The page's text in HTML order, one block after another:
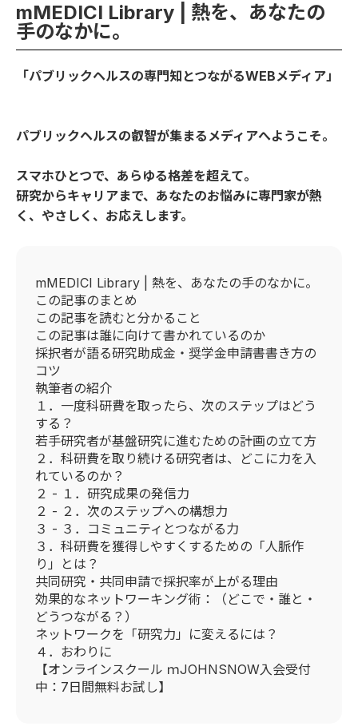
mMEDICI Library | 熱を、あなたの
手のなかに。
「パブリックヘルスの専門知とつながるWEBメディア」
パブリックヘルスの叡智が集まるメディアへようこそ。
スマホひとつで、あらゆる格差を超えて。
研究からキャリアまで、あなたのお悩みに専門家が熱
く、やさしく、お応えします。
mMEDICI Library | 熱を、あなたの手のなかに。
この記事のまとめ
この記事を読むと分かること
この記事は誰に向けて書かれているのか
採択者が語る研究助成金・奨学金申請書書き方の
コツ
執筆者の紹介
１．一度科研費を取ったら、次のステップはどう
する？
若手研究者が基盤研究に進むための計画の立て方
２．科研費を取り続ける研究者は、どこに力を入
れているのか？
２ - １．研究成果の発信力
２ - ２．次のステップへの構想力
３ - ３．コミュニティとつながる力
３．科研費を獲得しやすくするための「人脈作
り」とは？
共同研究・共同申請で採択率が上がる理由
効果的なネットワーキング術：（どこで・誰と・
どうつながる？）
ネットワークを「研究力」に変えるには？
４．おわりに
【オンラインスクール ｍJOHNSNOW入会受付
中：7日間無料お試し】